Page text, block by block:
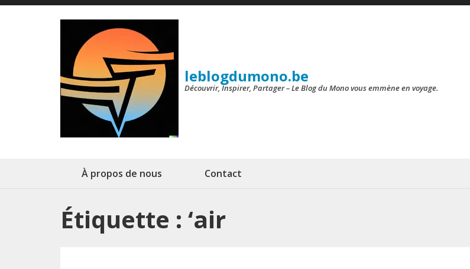
Aller
leblogdumono.be
Découvrir, Inspirer, Partager – Le Blog du Mono vous emmène en voyage.
À propos de nous Contact
Étiquette : ‘air